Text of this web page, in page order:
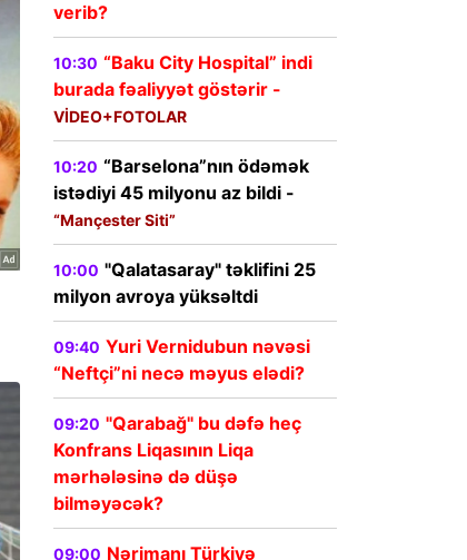
verib?
10:30 “Baku City Hospital” indi
burada fəaliyyət göstərir -
VİDEO+FOTOLAR
10:20 “Barselona”nın ödəmək
istədiyi 45 milyonu az bildi -
“Mançester Siti”
10:00 "Qalatasaray" təklifini 25
milyon avroya yüksəltdi
09:40 Yuri Vernidubun nəvəsi
“Neftçi”ni necə məyus elədi?
09:20 "Qarabağ" bu dəfə heç
Konfrans Liqasının Liqa
mərhələsinə də düşə
bilməyəcək?
09:00 Nərimanı Türkiyə